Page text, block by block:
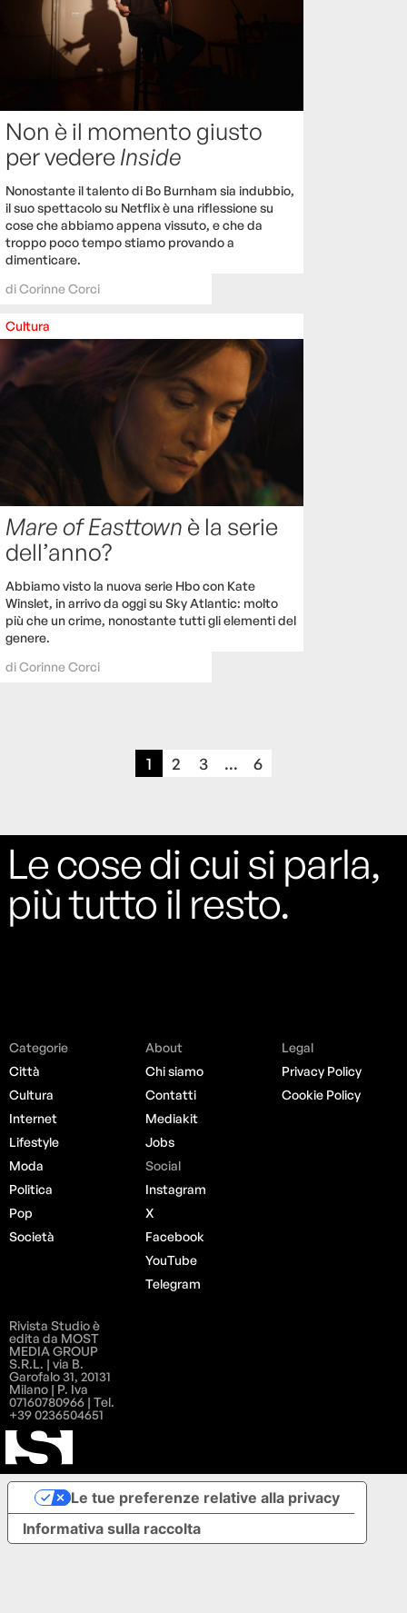
Non è il momento giusto
per vedereInside
Nonostante il talento di Bo Burnham sia indubbio,
il suo spettacolo su Netflix è una riflessione su
cose che abbiamo appena vissuto, e che da
troppo poco tempo stiamo provando a
dimenticare.
diCorinne Corci
Cultura
Mare of Easttown è la serie
dell’anno?
Abbiamo visto la nuova serie Hbo con Kate
Winslet, in arrivo da oggi su Sky Atlantic: molto
più che un crime, nonostante tutti gli elementi del
genere.
diCorinne Corci
1 2 3 ... 6
Le cose di cui si parla,
più tutto il resto.
Categorie
Città
Cultura
Internet
Lifestyle
Moda
Politica
Pop
Società
About
Chi siamo
Contatti
Mediakit
Jobs
Social
Instagram
X
Facebook
YouTube
Telegram
Legal
Privacy Policy
Cookie Policy
Rivista Studio è
edita da MOST
MEDIA GROUP
S.R.L. | via B.
Garofalo 31, 20131
Milano | P. Iva
07160780966 | Tel.
+39 0236504651
Informativa sulla raccolta
Le tue preferenze relative alla privacy